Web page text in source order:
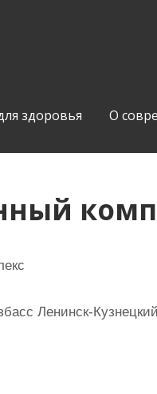
здоровья О
Ленинск-